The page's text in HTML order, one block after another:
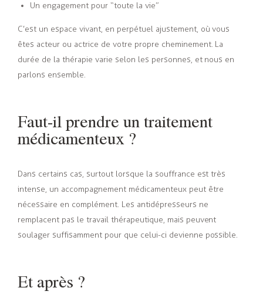
Un engagement pour “toute la vie”
C’est un espace vivant, en perpétuel ajustement, où vous
êtes acteur ou actrice de votre propre cheminement. La
durée de la thérapie varie selon les personnes, et nous en
parlons ensemble.
Faut-il prendre un traitement
médicamenteux ?
Dans certains cas, surtout lorsque la souffrance est très
intense, un accompagnement médicamenteux peut être
nécessaire en complément. Les antidépresseurs ne
remplacent pas le travail thérapeutique, mais peuvent
soulager suffisamment pour que celui-ci devienne possible.
Et après ?